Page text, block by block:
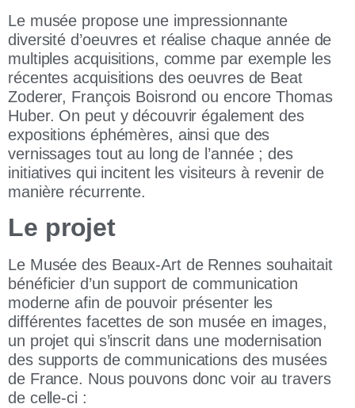
Le musée propose une impressionnante
diversité d’oeuvres et réalise chaque année de
multiples acquisitions, comme par exemple les
récentes acquisitions des oeuvres de Beat
Zoderer, François Boisrond ou encore Thomas
Huber. On peut y découvrir également des
expositions éphémères, ainsi que des
vernissages tout au long de l’année ; des
initiatives qui incitent les visiteurs à revenir de
manière récurrente.
Le projet
Le Musée des Beaux-Art de Rennes souhaitait
bénéficier d’un support de communication
moderne afin de pouvoir présenter les
différentes facettes de son musée en images,
un projet qui s’inscrit dans une modernisation
des supports de communications des musées
de France. Nous pouvons donc voir au travers
de celle-ci :